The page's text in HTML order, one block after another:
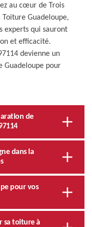
au cœur de Trois
Toiture Guadeloupe,
experts qui sauront
et efficacité.
devienne un
Guadeloupe pour
de
dans la
pour vos
sa toiture à